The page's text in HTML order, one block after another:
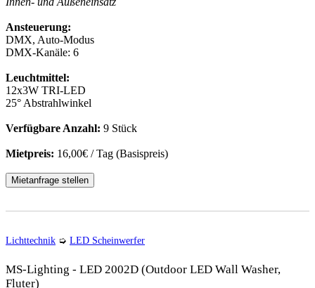
Ansteuerung:
DMX, Auto-Modus
DMX-Kanäle: 6
Leuchtmittel:
12x3W TRI-LED
25° Abstrahlwinkel
Verfügbare Anzahl: 9 Stück
Mietpreis: 16,00€ / Tag (Basispreis)
Mietanfrage stellen
Lichttechnik ➭ LED Scheinwerfer
MS-Lighting - LED 2002D (Outdoor LED Wall Washer,
Fluter)